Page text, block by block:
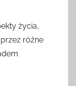
życia,
różne